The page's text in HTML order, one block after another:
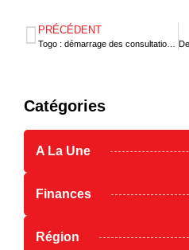
PRÉCÉDENT
Catégories
A La Une
Finances
Région